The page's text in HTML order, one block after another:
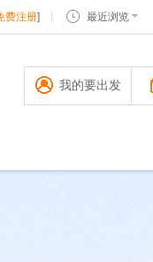
费注册] 最近浏览
我的要出发